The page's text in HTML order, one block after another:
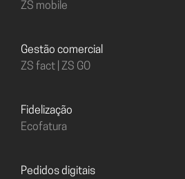
ZS mobile
Gestão comercial
ZS fact | ZS GO
Fidelização
Ecofatura
Pedidos digitais